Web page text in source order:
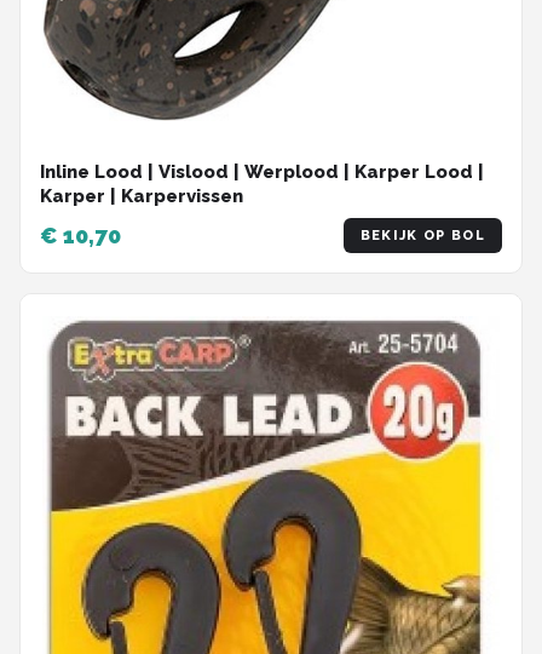
Inline Lood | Vislood | Werplood | Karper Lood |
Karper | Karpervissen
€ 10,70 BEKIJK OP BOL